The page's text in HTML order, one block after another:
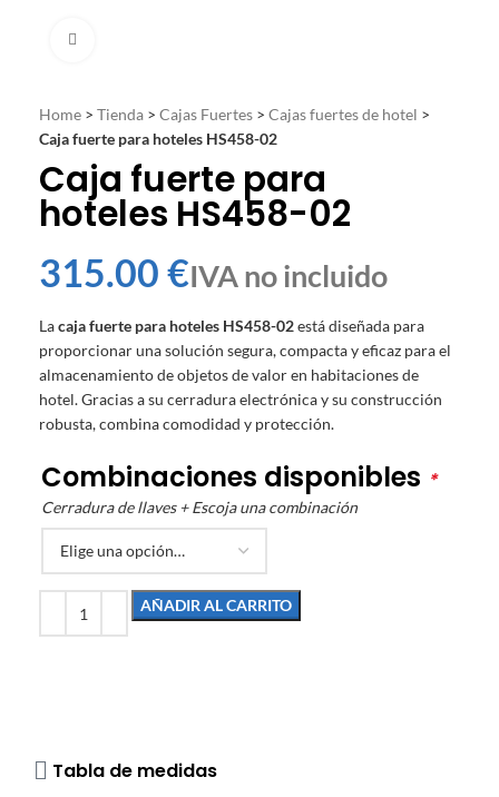
Home > Tienda > Cajas Fuertes > Cajas fuertes de hotel >
Caja fuerte para hoteles HS458-02
Caja fuerte para
hoteles HS458-02
€
Lacaja fuerte para hoteles HS458-02está diseñada para
proporcionar una solución segura, compacta y eficaz para el
almacenamiento de objetos de valor en habitaciones de
hotel. Gracias a su cerradura electrónica y su construcción
robusta, combina comodidad y protección.
Combinaciones disponibles *
Cerradura de llaves + Escoja una combinación
AÑADIR AL CARRITO
Tabla de medidas